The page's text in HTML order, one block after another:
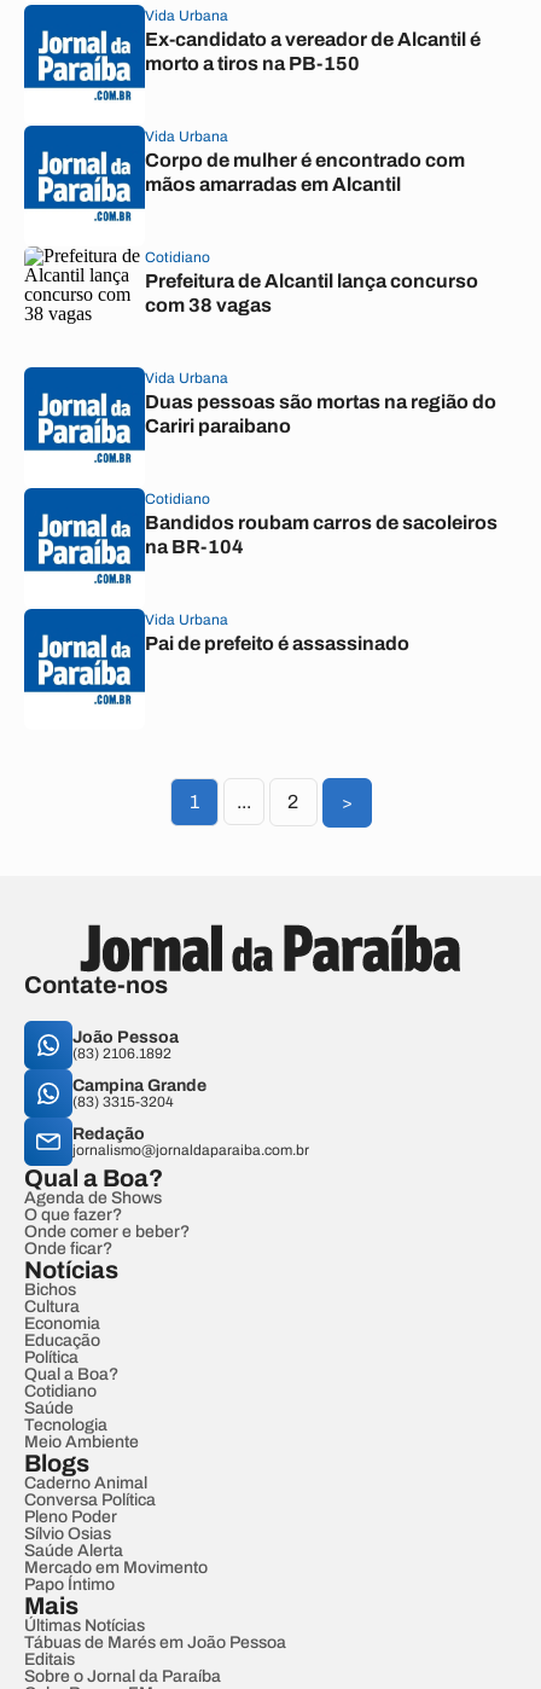
Vida Urbana
Ex-candidato a vereador de Alcantil é
morto a tiros na PB-150
Vida Urbana
Corpo de mulher é encontrado com
mãos amarradas em Alcantil
Cotidiano
Prefeitura de Alcantil lança concurso
com 38 vagas
Vida Urbana
Duas pessoas são mortas na região do
Cariri paraibano
Cotidiano
Bandidos roubam carros de sacoleiros
na BR-104
Vida Urbana
Pai de prefeito é assassinado
1 ... 2 >
Contate-nos
João Pessoa
(83) 2106.1892
Campina Grande
(83) 3315-3204
Redação
jornalismo@jornaldaparaiba.com.br
Qual a Boa?
Agenda de Shows
O que fazer?
Onde comer e beber?
Onde ficar?
Notícias
Bichos
Cultura
Economia
Educação
Política
Qual a Boa?
Cotidiano
Saúde
Tecnologia
Meio Ambiente
Blogs
Caderno Animal
Conversa Política
Pleno Poder
Sílvio Osias
Saúde Alerta
Mercado em Movimento
Papo Íntimo
Mais
Últimas Notícias
Tábuas de Marés em João Pessoa
Editais
Sobre o Jornal da Paraíba